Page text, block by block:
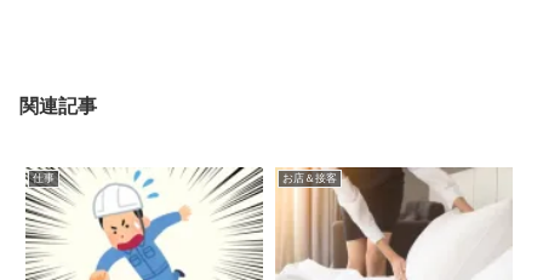
関連記事
仕事 お店＆接客